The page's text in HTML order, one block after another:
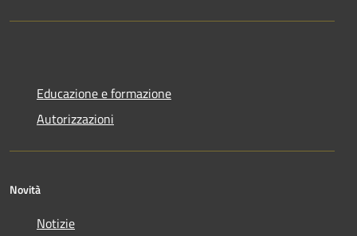
Educazione e formazione
Autorizzazioni
Novità
Notizie